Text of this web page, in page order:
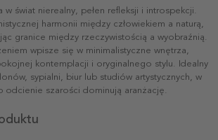
świat nierealny, pełen refleksji i introspekcji.
harmonii między człowiekiem a naturą,
granice między rzeczywistością a wyobraźnią.
wpisze się w minimalistyczne wnętrza,
kontemplacji i oryginalnego stylu. Idealny
sypialni, biur lub studiów artystycznych, w
odcienie szarości dominują aranżację.